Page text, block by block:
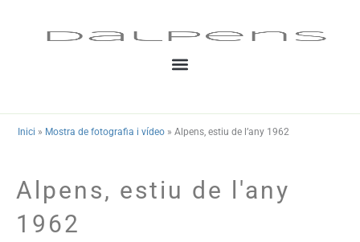
Inici » Mostra de fotografia i vídeo » Alpens, estiu de l’any 1962
Alpens, estiu de l'any
1962